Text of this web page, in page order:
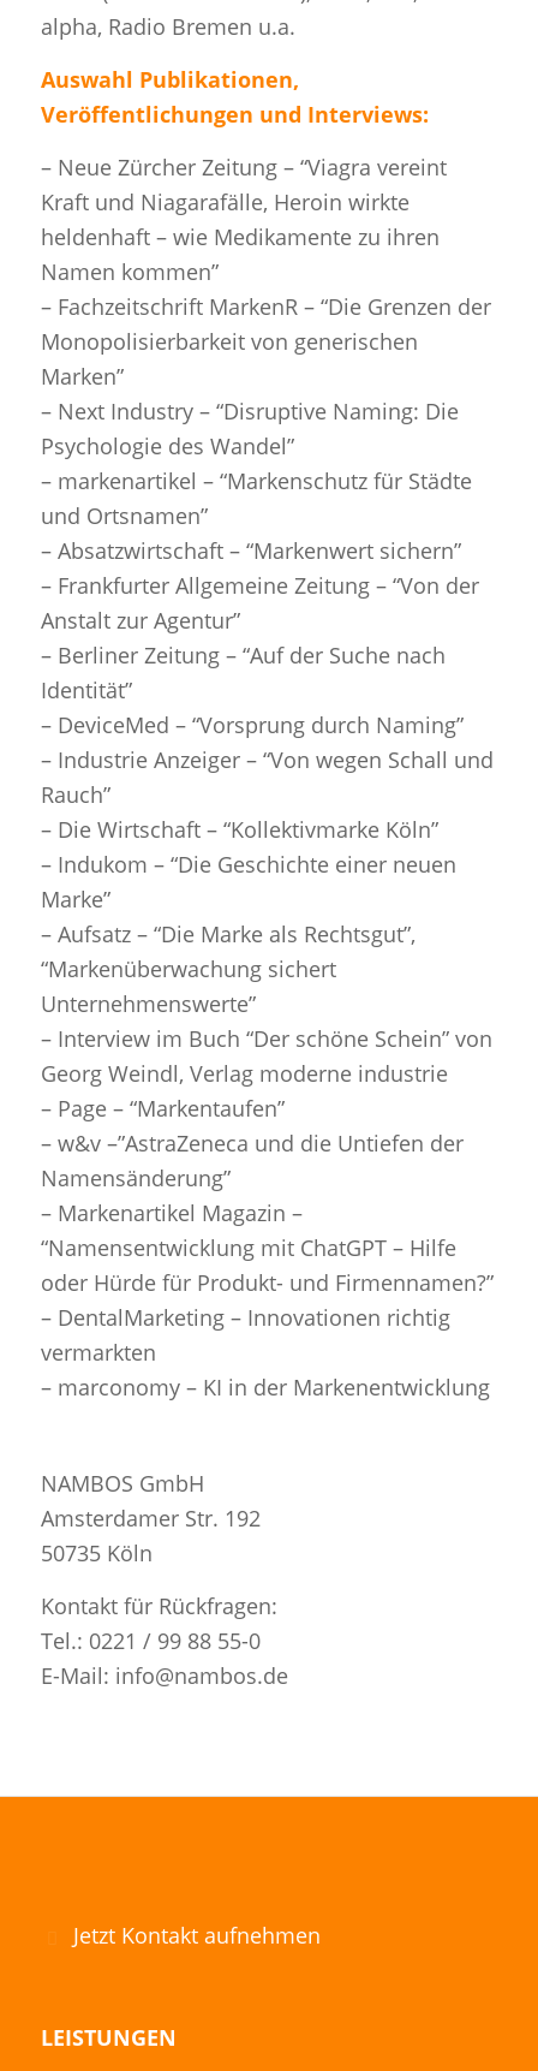
alpha, Radio Bremen u.a.
Auswahl Publikationen,
Veröffentlichungen und Interviews:
– Neue Zürcher Zeitung – “Viagra vereint
Kraft und Niagarafälle, Heroin wirkte
heldenhaft – wie Medikamente zu ihren
Namen kommen”
– Fachzeitschrift MarkenR – “Die Grenzen der
Monopolisierbarkeit von generischen
Marken”
– Next Industry – “Disruptive Naming: Die
Psychologie des Wandel”
– markenartikel – “Markenschutz für Städte
und Ortsnamen”
– Absatzwirtschaft – “Markenwert sichern”
– Frankfurter Allgemeine Zeitung – “Von der
Anstalt zur Agentur”
– Berliner Zeitung – “Auf der Suche nach
Identität”
– DeviceMed – “Vorsprung durch Naming”
– Industrie Anzeiger – “Von wegen Schall und
Rauch”
– Die Wirtschaft – “Kollektivmarke Köln”
– Indukom – “Die Geschichte einer neuen
Marke”
– Aufsatz – “Die Marke als Rechtsgut”,
“Markenüberwachung sichert
Unternehmenswerte”
– Interview im Buch “Der schöne Schein” von
Georg Weindl, Verlag moderne industrie
– Page – “Markentaufen”
– w&v –”AstraZeneca und die Untiefen der
Namensänderung”
– Markenartikel Magazin –
“Namensentwicklung mit ChatGPT – Hilfe
oder Hürde für Produkt- und Firmennamen?”
– DentalMarketing – Innovationen richtig
vermarkten
– marconomy – KI in der Markenentwicklung
NAMBOS GmbH
Amsterdamer Str. 192
50735 Köln
Kontakt für Rückfragen:
Tel.: 0221 / 99 88 55-0
E-Mail: info@nambos.de
Jetzt Kontakt aufnehmen
LEISTUNGEN